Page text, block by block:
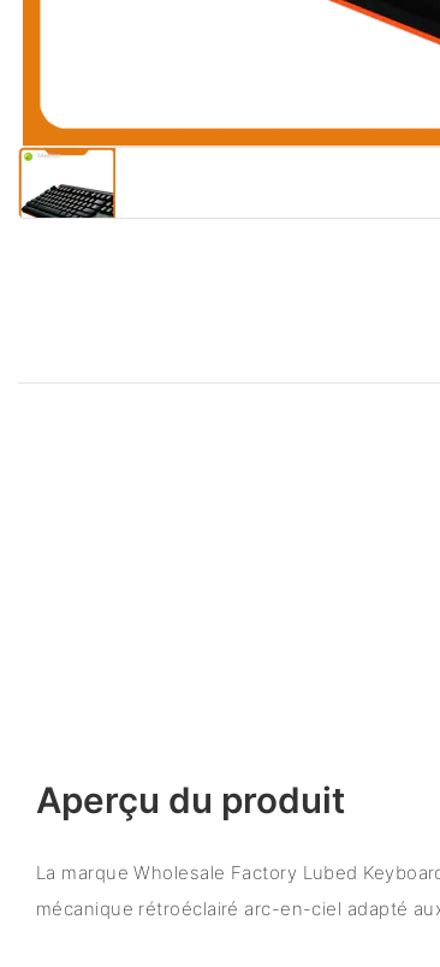
Aperçu du produit
La marque Wholesale Factory Lubed
mécanique rétroéclairé arc-en-ciel adapté